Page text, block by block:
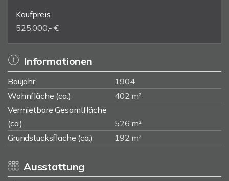
Kaufpreis
525.000,- €
Informationen
Baujahr
1904
Wohnfläche (ca.)
402 m²
Vermietbare Gesamtfläche
(ca.)
526 m²
Grundstücksfläche (ca.)
192 m²
Ausstattung